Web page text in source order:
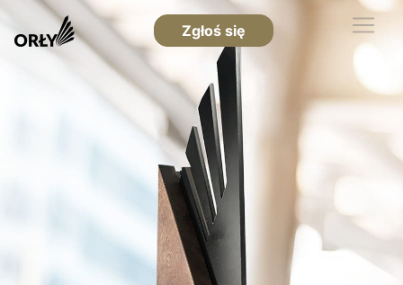
Zgłoś się